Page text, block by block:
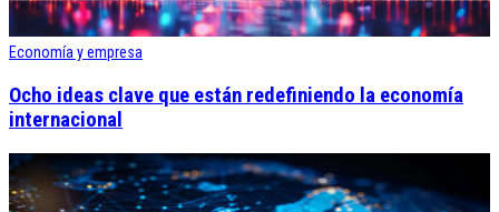
Economía y empresa
Ocho ideas clave que están redefiniendo la economía
internacional